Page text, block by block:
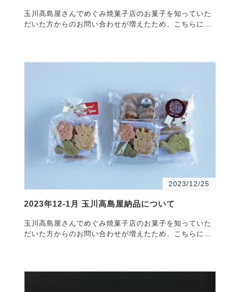
玉川高島屋さんでめぐみ焼菓子店のお菓子を知っていた
だいた方からのお問い合わせが増えたため、こちらに
2023/12/25
2023年12-1月 玉川高島屋納品について
玉川高島屋さんでめぐみ焼菓子店のお菓子を知っていた
だいた方からのお問い合わせが増えたため、こちらに